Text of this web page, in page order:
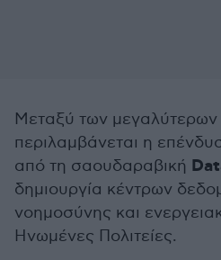
Μεταξύ των
περιλαμβάνεται η
από τη σαουδαραβική
δημιουργία κέντρων
νοημοσύνης και
Ηνωμένες Πολιτείες.